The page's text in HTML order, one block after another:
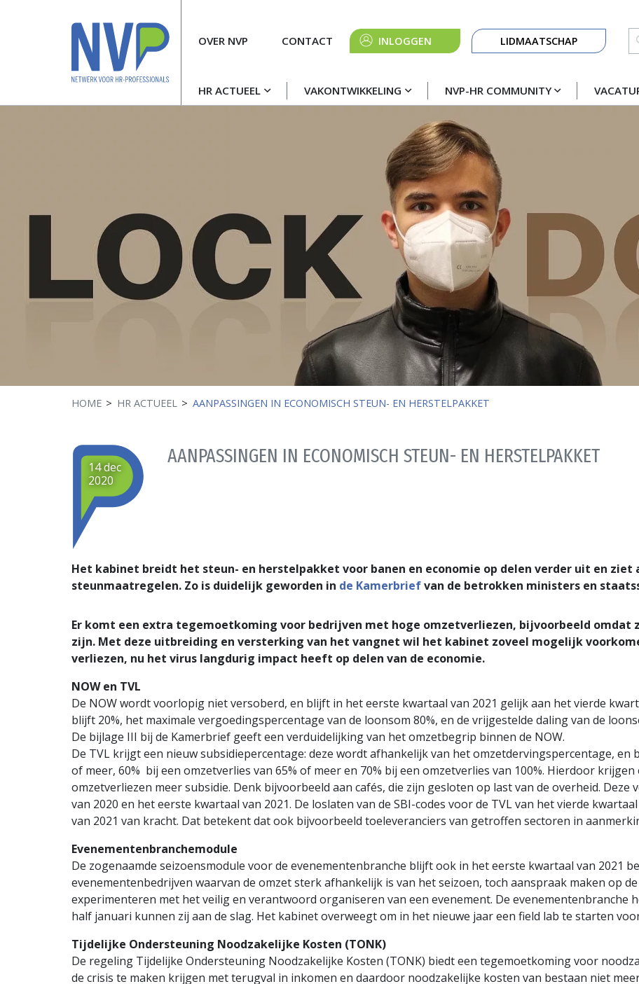
Hoofdnavigatie
HR ACTUEEL VAKONTWIKKELING NVP-HR COMMUNITY
MetaOVER NVP CONTACT INLOGGEN
Knop
navigatie
LIDMAATSCHAP
HOME HR ACTUEEL AANPASSINGEN IN ECONOMISCH STEUN- EN HERSTELPAKKET
AANPASSINGEN IN ECONOMISCH STEUN- EN HERSTELPAKKET
14 dec
2020
Het kabinet breidt het steun- en herstelpakket voor banen en economie op delen verder uit en ziet
steunmaatregelen. Zo is duidelijk geworden in de Kamerbriefvan de betrokken ministers en
Er komt een extra tegemoetkoming voor bedrijven met hoge omzetverliezen, bijvoorbeeld omdat
zijn. Met deze uitbreiding en versterking van het vangnet wil het kabinet zoveel mogelijk
verliezen, nu het virus langdurig impact heeft op delen van de economie.
NOW en TVL
De NOW wordt voorlopig niet versoberd, en blijft in het eerste kwartaal van 2021 gelijk aan het vierde
blijft 20%, het maximale vergoedingspercentage van de loonsom 80%, en de vrijgestelde daling van de
De bijlage III bij de Kamerbrief geeft een verduidelijking van het omzetbegrip binnen de NOW.
De TVL krijgt een nieuw subsidiepercentage: deze wordt afhankelijk van het omzetdervingspercentage, en
of meer, 60% bij een omzetverlies van 65% of meer en 70% bij een omzetverlies van 100%. Hierdoor
omzetverliezen meer subsidie. Denk bijvoorbeeld aan cafés, die zijn gesloten op last van de overheid.
van 2020 en het eerste kwartaal van 2021. De loslaten van de SBI-codes voor de TVL van het vierde
van 2021 van kracht. Dat betekent dat ook bijvoorbeeld toeleveranciers van getroffen sectoren in
Evenementenbranchemodule
De zogenaamde seizoensmodule voor de evenementenbranche blijft ook in het eerste kwartaal van 2021
evenementenbedrijven waarvan de omzet sterk afhankelijk is van het seizoen, toch aanspraak maken op
experimenteren met het veilig en verantwoord organiseren van een evenement. De evenementenbranche
half januari kunnen zij aan de slag. Het kabinet overweegt om in het nieuwe jaar een field lab te starten
Tijdelijke Ondersteuning Noodzakelijke Kosten (TONK)
De regeling Tijdelijke Ondersteuning Noodzakelijke Kosten (TONK) biedt een tegemoetkoming voor
de crisis te maken krijgen met terugval in inkomen en daardoor noodzakelijke kosten van bestaan niet